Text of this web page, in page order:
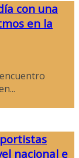
con una
en la
nacional e